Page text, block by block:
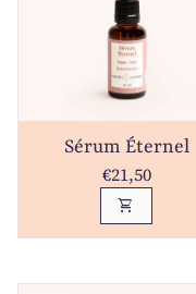
Sérum Éternel
Prix normal
€21,50
shopping_cart